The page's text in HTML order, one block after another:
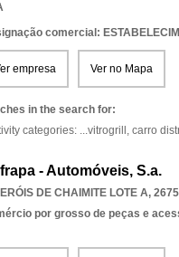
comercial:
empresa Ver no Mapa
in the search for:
categories: ...vitrogrill, carro
- Automóveis, S.a.
DE CHAIMITE LOTE A,
por grosso de peças e